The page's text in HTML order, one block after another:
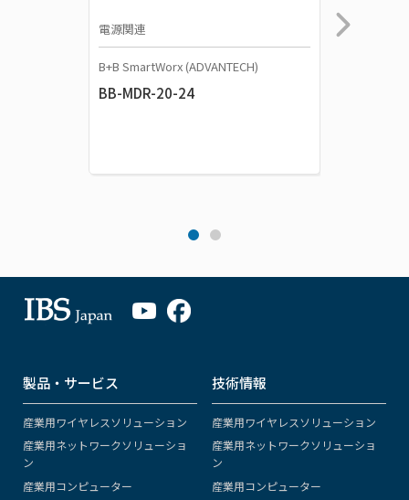
電源関連
B+B SmartWorx (ADVANTECH)
BB-MDR-20-24
製品・サービス
産業用ワイヤレスソリューション
産業用ネットワークソリューショ
ン
産業用コンピューター
技術情報
産業用ワイヤレスソリューション
産業用ネットワークソリューショ
ン
産業用コンピューター